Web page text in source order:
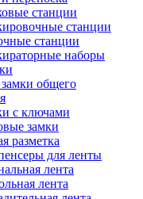
станции
станции
станции
наборы
общего
с ключами
замки
разметка
для ленты
лента
лента